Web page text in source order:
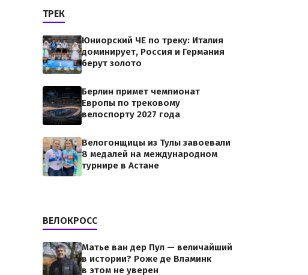
ТРЕК
Юниорский ЧЕ по треку: Италия
доминирует, Россия и Германия
берут золото
Берлин примет чемпионат
Европы по трековому
велоспорту 2027 года
Велогонщицы из Тулы завоевали
8 медалей на международном
турнире в Астане
ВЕЛОКРОСС
Матье ван дер Пул — величайший
в истории? Роже де Вламинк
в этом не уверен